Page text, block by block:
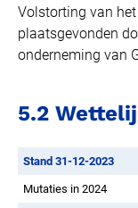
Volstorting van
plaatsgevonden
onderneming van
5.2
Stand 31-12-2023
Mutaties in 2024